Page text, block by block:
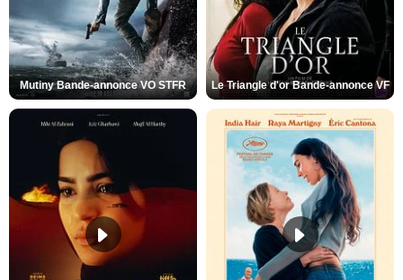
Mutiny Bande-annonce VO STFR Le Triangle d'or Bande-annonce VF